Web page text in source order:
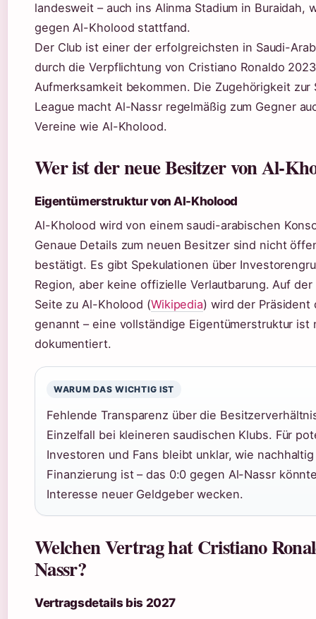
landesweit – auch ins Alinma Stadium in Buraidah,
gegen Al-Kholood stattfand.
Der Club ist einer der erfolgreichsten in Saudi-
durch die Verpflichtung von Cristiano Ronaldo
Aufmerksamkeit bekommen. Die Zugehörigkeit zur
League macht Al-Nassr regelmäßig zum Gegner
Vereine wie Al-Kholood.
Wer ist der neue Besitzer von Al-
Eigentümerstruktur von Al-Kholood
Al-Kholood wird von einem saudi-arabischen
Genaue Details zum neuen Besitzer sind nicht
bestätigt. Es gibt Spekulationen über
Region, aber keine offizielle Verlautbarung. Auf
Seite zu Al-Kholood (Wikipedia) wird der Präsident
genannt – eine vollständige Eigentümerstruktur ist
dokumentiert.
WARUM DAS WICHTIG IST
Fehlende Transparenz über die
Einzelfall bei kleineren saudischen Klubs. Für
Investoren und Fans bleibt unklar, wie
Finanzierung ist – das 0:0 gegen Al-Nassr
Interesse neuer Geldgeber wecken.
Welchen Vertrag hat Cristiano
Nassr?
Vertragsdetails bis 2027